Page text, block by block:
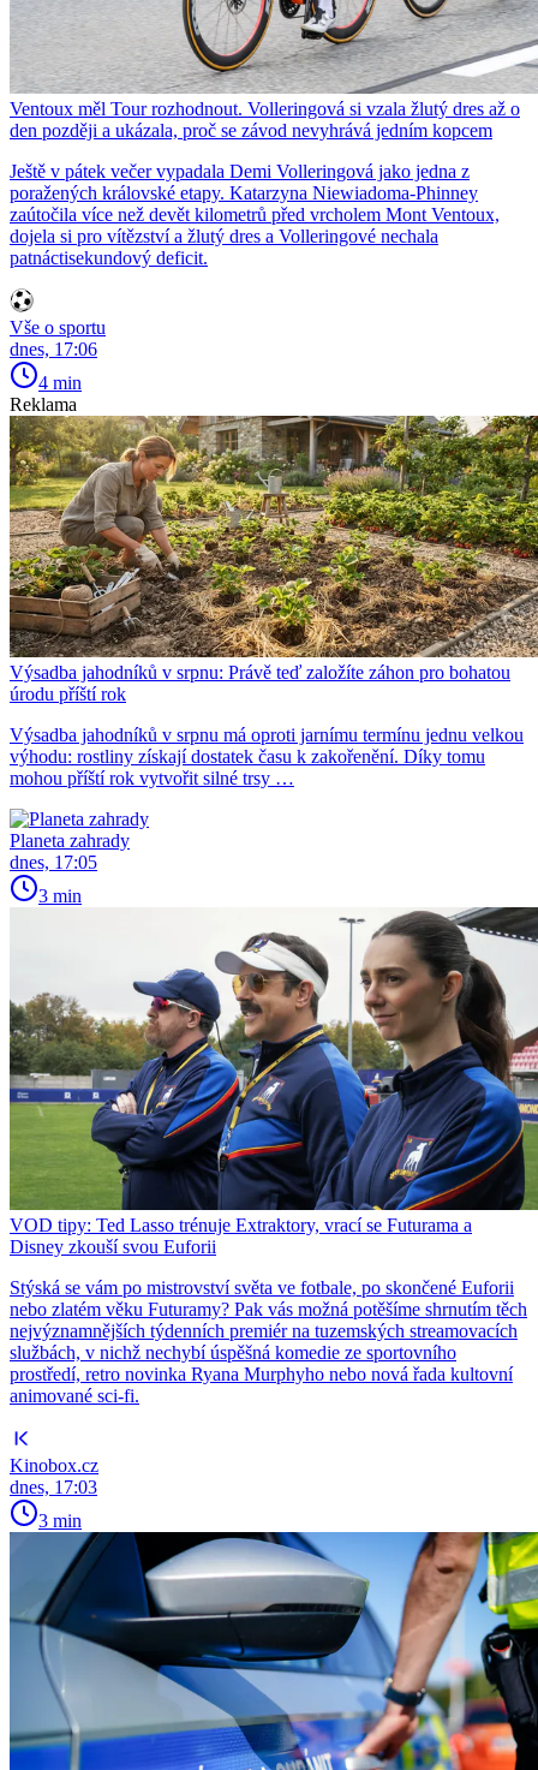
Ventoux měl Tour rozhodnout. Volleringová si vzala žlutý dres až o
den později a ukázala, proč se závod nevyhrává jedním kopcem
Ještě v pátek večer vypadala Demi Volleringová jako jedna z
poražených královské etapy. Katarzyna Niewiadoma-Phinney
zaútočila více než devět kilometrů před vrcholem Mont Ventoux,
dojela si pro vítězství a žlutý dres a Volleringové nechala
patnáctisekundový deficit.
Vše o sportu
dnes, 17:06
4 min
Reklama
Výsadba jahodníků v srpnu: Právě teď založíte záhon pro bohatou
úrodu příští rok
Výsadba jahodníků v srpnu má oproti jarnímu termínu jednu velkou
výhodu: rostliny získají dostatek času k zakořenění. Díky tomu
mohou příští rok vytvořit silné trsy …
Planeta zahrady
dnes, 17:05
3 min
VOD tipy: Ted Lasso trénuje Extraktory, vrací se Futurama a
Disney zkouší svou Euforii
Stýská se vám po mistrovství světa ve fotbale, po skončené Euforii
nebo zlatém věku Futuramy? Pak vás možná potěšíme shrnutím těch
nejvýznamnějších týdenních premiér na tuzemských streamovacích
službách, v nichž nechybí úspěšná komedie ze sportovního
prostředí, retro novinka Ryana Murphyho nebo nová řada kultovní
animované sci-fi.
Kinobox.cz
dnes, 17:03
3 min